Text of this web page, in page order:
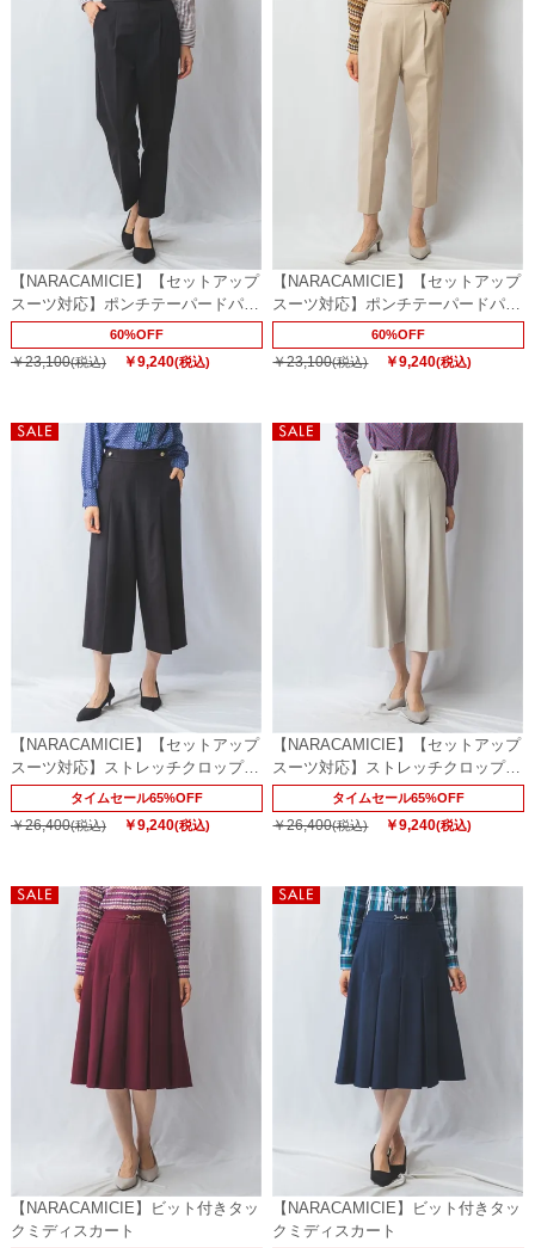
【NARACAMICIE】【セットアップ
スーツ対応】ポンチテーパードパン
ツ
60%OFF
￥23,100(税込) ￥9,240(税込)
【NARACAMICIE】【セットアップ
スーツ対応】ポンチテーパードパン
ツ
60%OFF
￥23,100(税込) ￥9,240(税込)
【NARACAMICIE】【セットアップ
スーツ対応】ストレッチクロップド
パンツ
タイムセール65%OFF
￥26,400(税込) ￥9,240(税込)
【NARACAMICIE】【セットアップ
スーツ対応】ストレッチクロップド
パンツ
タイムセール65%OFF
￥26,400(税込) ￥9,240(税込)
【NARACAMICIE】ビット付きタッ
クミディスカート
【NARACAMICIE】ビット付きタッ
クミディスカート